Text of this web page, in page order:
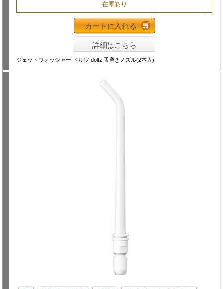
在庫あり
カートに入れる
詳細はこちら
ジェットウォッシャー ドルツ doltz 舌磨きノズル(2本入)